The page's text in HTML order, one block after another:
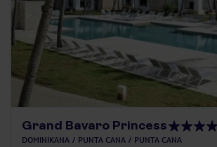
Grand Bavaro Princess
DOMINIKANA PUNTA CANA PUNTA CANA